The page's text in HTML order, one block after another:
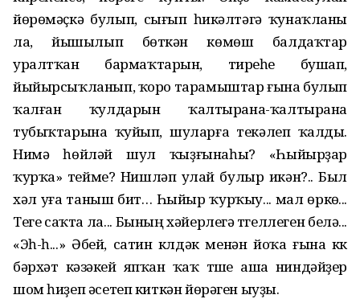
йөрөмәҫкә булып, сығып һикәлтәгә ҡунаҡланы
ла, йышылып бөткән көмөш балдаҡтар
уралтҡан бармаҡтарын, тиреһе бушап,
йыйырсыҡланып, ҡоро тарамыштар ғына булып
ҡалған ҡулдарын ҡалтырана-ҡалтырана
тубыҡтарына ҡуйып, шуларға текәлеп ҡалды.
Нимә һөйләй шул ҡыҙғынаһы? «Һыйырҙар
ҡурҡа» тейме? Нишләп улай булыр икән?.. Был
хәл уға таныш бит… Һыйыр ҡурҡыу... мал өркөү...
Теге саҡта ла... Бының хәйерлегә түгеллеген белә...
«Эһ-һ...» Әбей, сатин күлдәк менән йоҡа ғына күк
бәрхәт кәзәкей япҡан ҡаҡ түше аша ниндәйҙер
шом һиҙеп әсетеп киткән йөрәген ыуҙы.